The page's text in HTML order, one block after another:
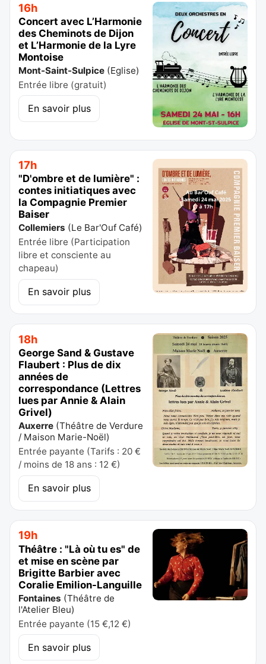
16h
Concert avec L’Harmonie
des Cheminots de Dijon
et L’Harmonie de la Lyre
Montoise
Mont-Saint-Sulpice (Eglise)
Entrée libre (gratuit)
En savoir plus
17h
"D'ombre et de lumière" :
contes initiatiques avec
la Compagnie Premier
Baiser
Collemiers (Le Bar'Ouf Café)
Entrée libre (Participation
libre et consciente au
chapeau)
En savoir plus
18h
George Sand & Gustave
Flaubert : Plus de dix
années de
correspondance (Lettres
lues par Annie & Alain
Grivel)
Auxerre (Théâtre de Verdure
/ Maison Marie-Noël)
Entrée payante (Tarifs : 20 €
/ moins de 18 ans : 12 €)
En savoir plus
19h
Théâtre : "Là où tu es" de
et mise en scène par
Brigitte Barbier avec
Coralie Emilion-Languille
Fontaines (Théâtre de
l'Atelier Bleu)
Entrée payante (15 €,12 €)
En savoir plus